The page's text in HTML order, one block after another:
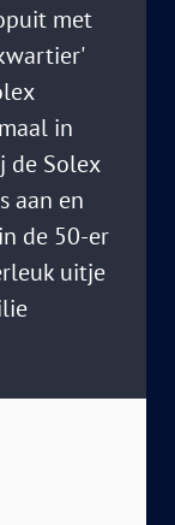
met
in
de Solex
aan en
de 50-er
uitje